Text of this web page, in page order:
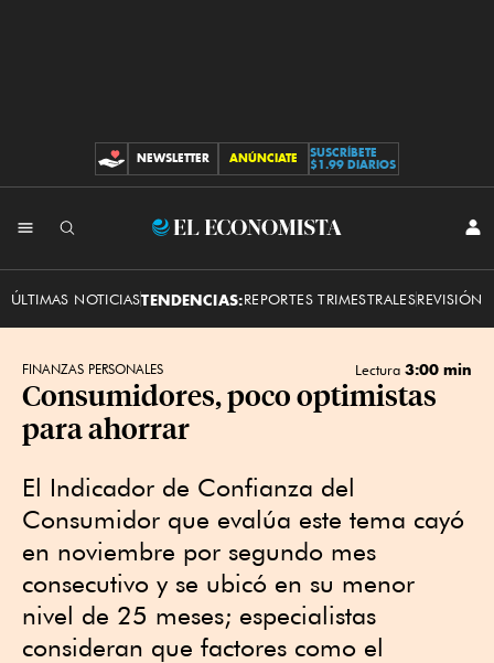
CONTRIBUCIONES
NEWSLETTER ANÚNCIATE
SUSCRÍBETE
$1.99 DIARIOS
El
ÚLTIMAS NOTICIASTENDENCIAS:REPORTES TRIMESTRALESREVISIÓN
FINANZAS PERSONALES Lectura 3:00 min
Consumidores, poco optimistas
para ahorrar
El Indicador de Confianza del
Consumidor que evalúa este tema cayó
en noviembre por segundo mes
consecutivo y se ubicó en su menor
nivel de 25 meses; especialistas
consideran que factores como el